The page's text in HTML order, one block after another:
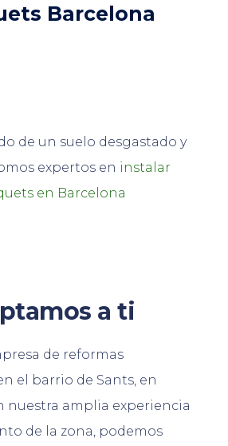
Barcelona
de un suelo desgastado y
expertos en instalar
en Barcelona
a ti
de reformas
el barrio de Sants, en
nuestra amplia experiencia
de la zona, podemos